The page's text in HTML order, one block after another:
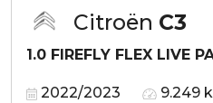
Citroën C3
1.0 FIREFLY FLEX LIVE
2022/2023 9.249